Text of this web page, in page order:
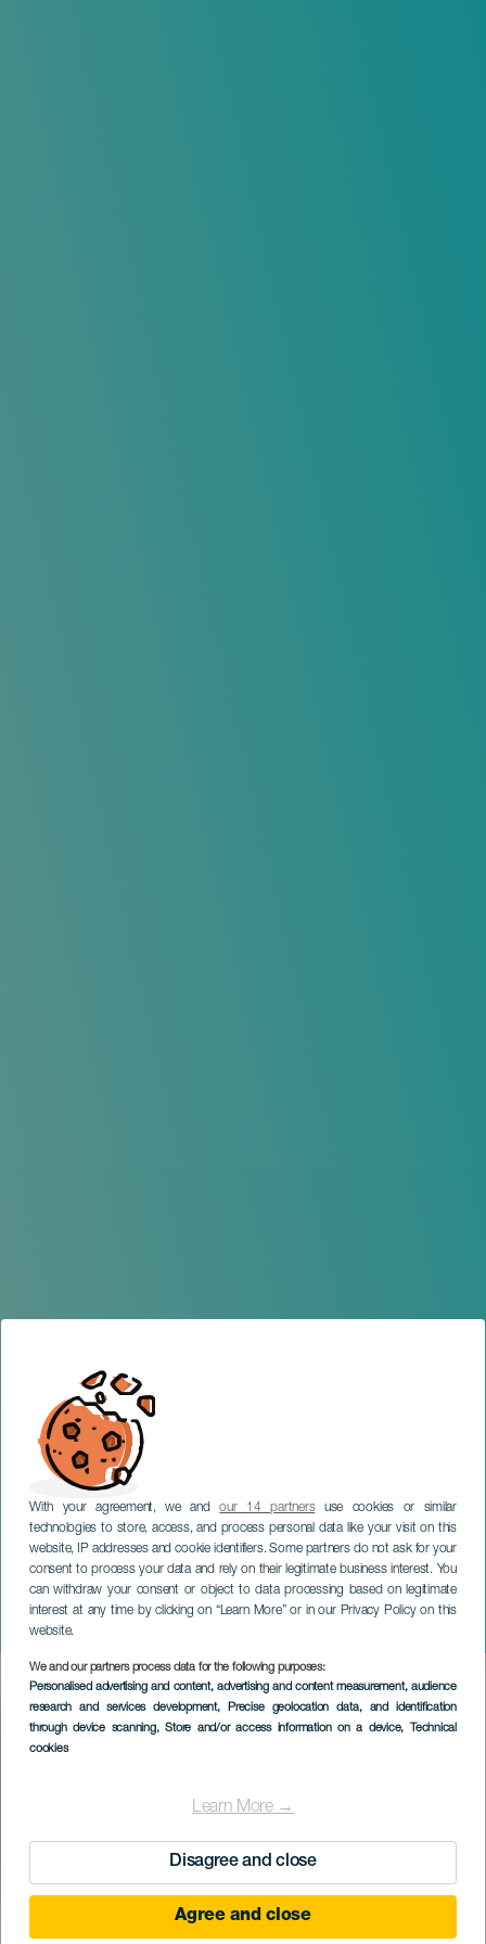
With your agreement, we andour 14 partnersuse cookies or similar
technologies to store, access, and process personal data like your visit on this
website, IP addresses and cookie identifiers. Some partners do not ask for your
consent to process your data and rely on their legitimate business interest. You
can withdraw your consent or object to data processing based on legitimate
interest at any time by clicking on “Learn More” or in our Privacy Policy on this
website.
We and our partners process data for the following purposes:
Personalised advertising and content, advertising and content measurement, audience
research and services development, Precise geolocation data, and identification
through device scanning, Store and/or access information on a device, Technical
cookies
Learn More →
Disagree and close
Agree and close
OCR CrossFast Race
TENERIFE
Imagen
Listado
3 to 4 October